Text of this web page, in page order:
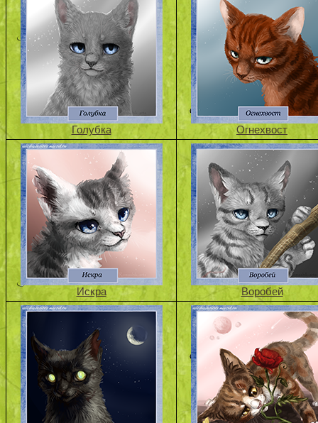
Голубка Огнехвост
Искра Воробей